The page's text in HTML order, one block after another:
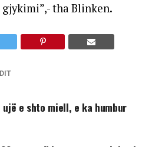
tha Blinken.
e shto miell, e ka humbur